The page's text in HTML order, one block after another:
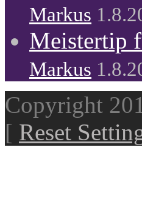
Markus
Meistertip
Markus
Copyright
[ Reset